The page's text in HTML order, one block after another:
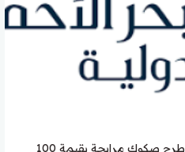
شركة البحر الأحمر العالمية تعلن طرح صكوك مرابحة بقيمة 100